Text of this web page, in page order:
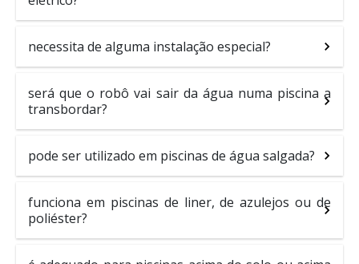
necessita de alguma instalação especial?
será que o robô vai sair da água numa piscina a
transbordar?
pode ser utilizado em piscinas de água salgada?
funciona em piscinas de liner, de azulejos ou de
poliéster?